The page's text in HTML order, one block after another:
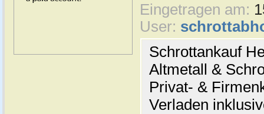
Eingetragen am:
User:
Schrottankauf
Altmetall &
Privat- &
Verladen